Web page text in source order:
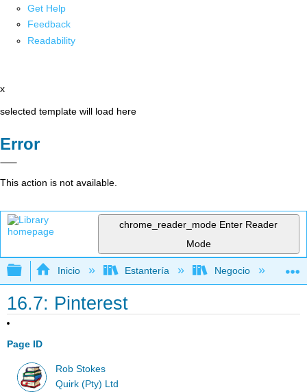
Get Help
Feedback
Readability
x
selected template will load here
Error
This action is not available.
chrome_reader_mode Enter Reader
Mode
Expandir/contraer jerarquía global
Inicio Estantería Negocio
16.7: Pinterest
Page ID
Rob Stokes
Quirk (Pty) Ltd